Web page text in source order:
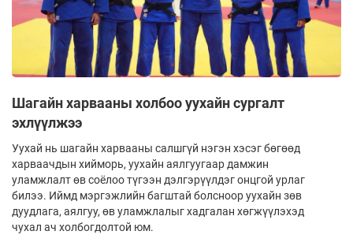
Шагайн харвааны холбоо уухайн сургалт
эхлүүлжээ
Уухай нь шагайн харвааны салшгүй нэгэн хэсэг бөгөөд
харваачдын хийморь, уухайн аялгуугаар дамжин
уламжлалт өв соёлоо түгээн дэлгэрүүлдэг онцгой урлаг
билээ. Иймд мэргэжлийн багштай болсноор уухайн зөв
дуудлага, аялгуу, өв уламжлалыг хадгалан хөгжүүлэхэд
чухал ач холбогдолтой юм.